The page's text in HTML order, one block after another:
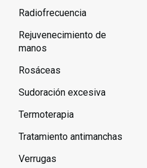
Radiofrecuencia
Rejuvenecimiento de
manos
Rosáceas
Sudoración excesiva
Termoterapia
Tratamiento antimanchas
Verrugas